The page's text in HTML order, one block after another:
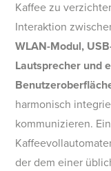
Kaffee zu
Interaktion
WLAN-Modul,
Lautsprecher und
harmonisch
kommunizieren.
der dem einer